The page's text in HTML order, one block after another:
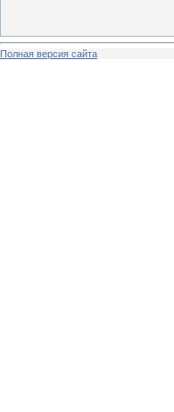
Полная версия сайта